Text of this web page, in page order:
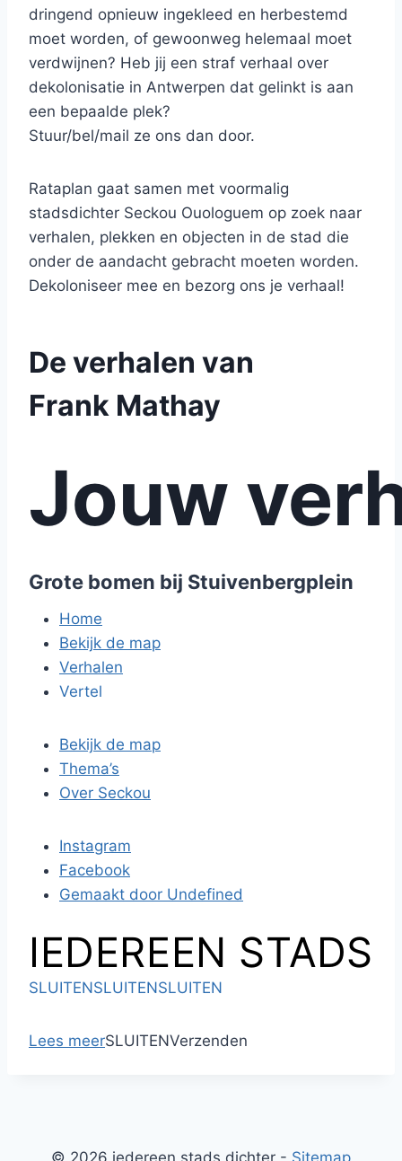
dringend opnieuw ingekleed en herbestemd
moet worden, of gewoonweg helemaal moet
verdwijnen? Heb jij een straf verhaal over
dekolonisatie in Antwerpen dat gelinkt is aan
een bepaalde plek?
Stuur/bel/mail ze ons dan door.
Rataplan gaat samen met voormalig
stadsdichter Seckou Ouologuem op zoek naar
verhalen, plekken en objecten in de stad die
onder de aandacht gebracht moeten worden.
Dekoloniseer mee en bezorg ons je verhaal!
De verhalen van
Frank Mathay
Jouw
Grote bomen bij Stuivenbergplein
Home
Bekijk de map
Verhalen
Vertel
Bekijk de map
Thema’s
Over Seckou
Instagram
Facebook
Gemaakt door Undefined
IEDEREEN
SLUITENSLUITENSLUITEN
Lees meerSLUITENVerzenden
© 2026 iedereen stads dichter - Sitemap